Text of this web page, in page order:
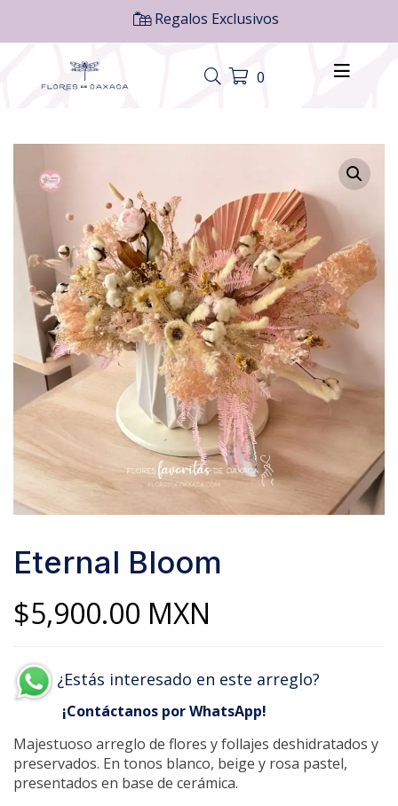
Regalos Exclusivos
0
Eternal Bloom
$5,900.00 MXN
¿Estás interesado en este arreglo?
¡Contáctanos por WhatsApp!
Majestuoso arreglo de flores y follajes deshidratados y
preservados. En tonos blanco, beige y rosa pastel,
presentados en base de cerámica.